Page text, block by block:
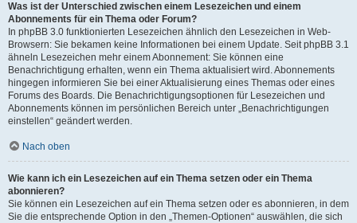
Was ist der Unterschied zwischen einem Lesezeichen und einem
Abonnements für ein Thema oder Forum?
In phpBB 3.0 funktionierten Lesezeichen ähnlich den Lesezeichen in Web-
Browsern: Sie bekamen keine Informationen bei einem Update. Seit phpBB 3.1
ähneln Lesezeichen mehr einem Abonnement: Sie können eine
Benachrichtigung erhalten, wenn ein Thema aktualisiert wird. Abonnements
hingegen informieren Sie bei einer Aktualisierung eines Themas oder eines
Forums des Boards. Die Benachrichtigungsoptionen für Lesezeichen und
Abonnements können im persönlichen Bereich unter „Benachrichtigungen
einstellen“ geändert werden.
Nach oben
Wie kann ich ein Lesezeichen auf ein Thema setzen oder ein Thema
abonnieren?
Sie können ein Lesezeichen auf ein Thema setzen oder es abonnieren, in dem
Sie die entsprechende Option in den „Themen-Optionen“ auswählen, die sich